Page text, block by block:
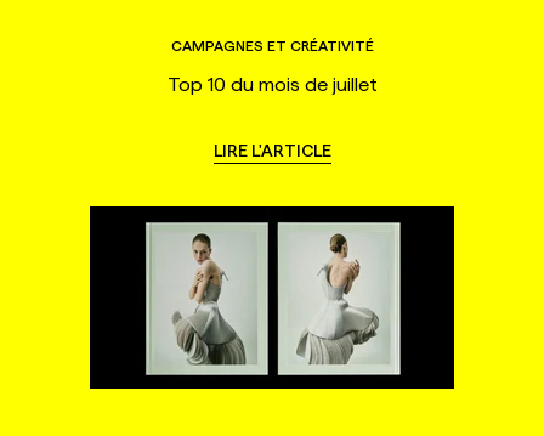
CAMPAGNES ET CRÉATIVITÉ
Top 10 du mois de juillet
LIRE L'ARTICLE